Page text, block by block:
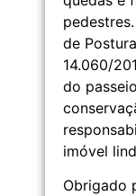
de
14.060/
do
imóvel
Obrigado